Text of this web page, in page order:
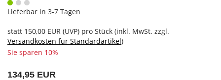
Lieferbar in 3-7 Tagen
statt 150,00 EUR (UVP) pro Stück (inkl. MwSt. zzgl.
Versandkosten für Standardartikel)
Sie sparen 10%
134,95 EUR